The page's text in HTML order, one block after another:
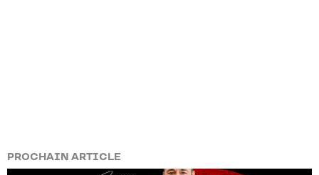
PROCHAIN ARTICLE